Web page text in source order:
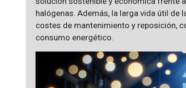
halógenas. Además, la larga vida útil de
costes de mantenimiento y reposición,
consumo energético.